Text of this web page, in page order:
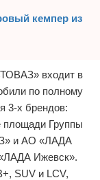
кемпер из
входит в
по полному
3-х брендов:
площади Группы
и АО «ЛАДА
Ижевск».
SUV и LCV,